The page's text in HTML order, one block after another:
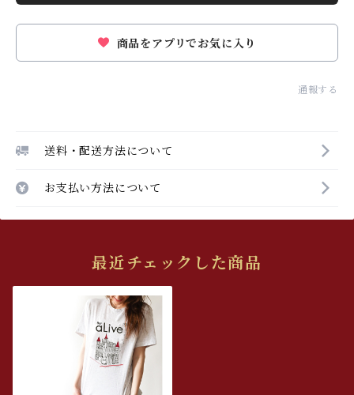
商品をアプリでお気に入り
通報する
送料・配送方法について
お支払い方法について
最近チェックした商品